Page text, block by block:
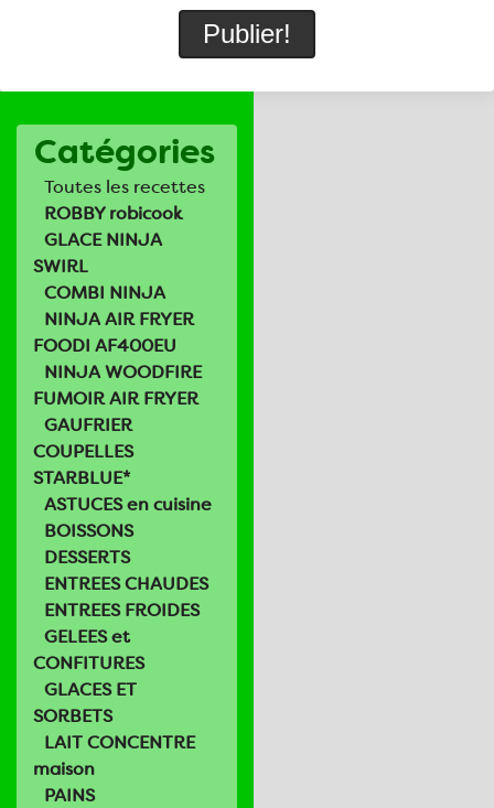
Catégories
Toutes les recettes
ROBBY robicook
GLACE NINJA
SWIRL
COMBI NINJA
NINJA AIR FRYER
FOODI AF400EU
NINJA WOODFIRE
FUMOIR AIR FRYER
GAUFRIER
COUPELLES
STARBLUE*
ASTUCES en cuisine
BOISSONS
DESSERTS
ENTREES CHAUDES
ENTREES FROIDES
GELEES et
CONFITURES
GLACES ET
SORBETS
LAIT CONCENTRE
maison
PAINS